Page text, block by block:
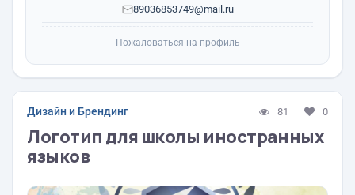
89036853749@mail.ru
Пожаловаться на профиль
Дизайн и Брендинг 81 0
Логотип для школы иностранных
языков